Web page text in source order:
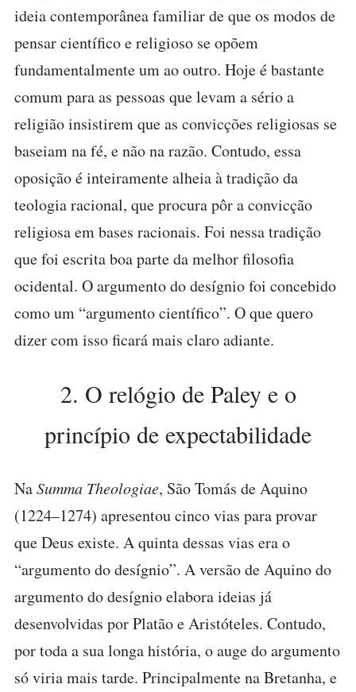
ideia contemporânea familiar de que os modos de
pensar científico e religioso se opõem
fundamentalmente um ao outro. Hoje é bastante
comum para as pessoas que levam a sério a
religião insistirem que as convicções religiosas se
baseiam na fé, e não na razão. Contudo, essa
oposição é inteiramente alheia à tradição da
teologia racional, que procura pôr a convicção
religiosa em bases racionais. Foi nessa tradição
que foi escrita boa parte da melhor filosofia
ocidental. O argumento do desígnio foi concebido
como um “argumento científico”. O que quero
dizer com isso ficará mais claro adiante.
2. O relógio de Paley e o
princípio de expectabilidade
NaSumma Theologiae, São Tomás de Aquino
(1224–1274) apresentou cinco vias para provar
que Deus existe. A quinta dessas vias era o
“argumento do desígnio”. A versão de Aquino do
argumento do desígnio elabora ideias já
desenvolvidas por Platão e Aristóteles. Contudo,
por toda a sua longa história, o auge do argumento
só viria mais tarde. Principalmente na Bretanha, e